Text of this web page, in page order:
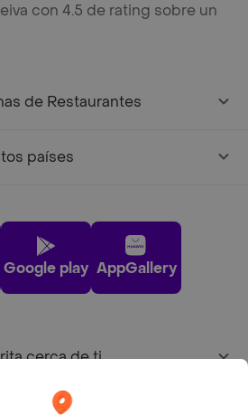
con 4.5 de rating sobre un
de Restaurantes
países
Google play AppGallery
cerca de ti